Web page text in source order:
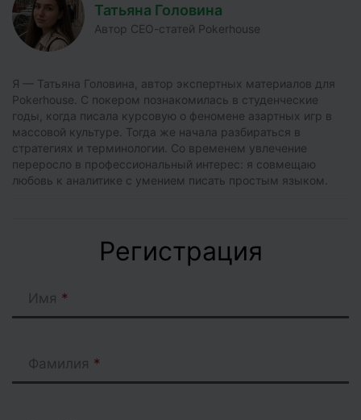
Татьяна Головина
Автор СЕО-статей Pokerhouse
Я — Татьяна Головина, автор экспертных материалов для
Pokerhouse. С покером познакомилась в студенческие
годы, когда писала курсовую о феномене азартных игр в
массовой культуре. Тогда же начала разбираться в
стратегиях и терминологии. Со временем увлечение
переросло в профессиональный интерес: я совмещаю
любовь к аналитике с умением писать простым языком.
Регистрация
Имя
Фамилия